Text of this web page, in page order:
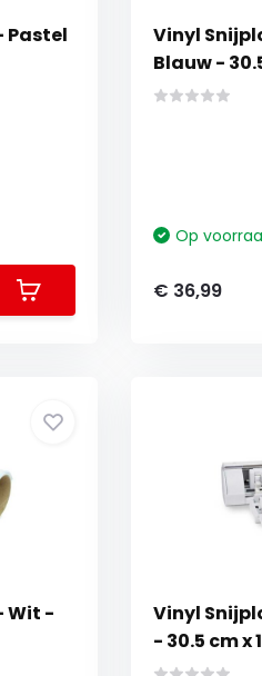
Pastel
Vinyl
Blauw -
Op
€ 36,99
Wit -
Vinyl
- 30.5 cm x